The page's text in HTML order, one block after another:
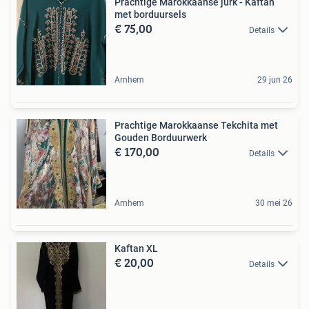
met borduursels
€ 75,00 Details
Arnhem 29 jun 26
Prachtige Marokkaanse Tekchita met
Gouden Borduurwerk
€ 170,00 Details
Arnhem 30 mei 26
Kaftan XL
€ 20,00 Details